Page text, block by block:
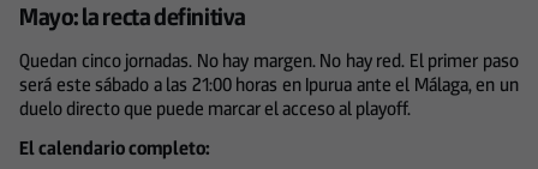
Mayo: la recta definitiva
Quedan cinco jornadas. No hay margen. No hay red. El primer paso
será este sábado a las 21:00 horas en Ipurua ante el Málaga, en un
duelo directo que puede marcar el acceso al playoff.
El calendario completo: